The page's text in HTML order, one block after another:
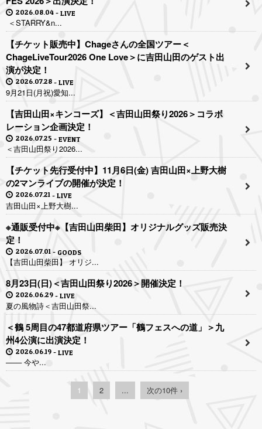
2026.08.04 LIVE
＜STARRY&n...
【チケット販売中】Chageさんの全国ツアー＜
ChageLiveTour2026 One Love＞に吉田山田のゲスト出
演が決定！
2026.07.28 LIVE
9月21日(月祝)愛知...
【吉田山田×キンコーズ】＜吉田山田祭り2026＞コラボ
レーション企画決定！
2026.07.25 EVENT
＜吉田山田祭り2026...
【チケット先行受付中】11月6日(金) 吉田山田×上野大樹
の2マンライブの開催が決定！
2026.07.21 LIVE
吉田山田×上野大樹...
※通販受付中※【吉田山田柴田】オリジナルグッズ販売決
定！
2026.07.01 GOODS
【吉田山田柴田】 オリジ...
8月23日(日)＜吉田山田祭り2026＞開催決定！
2026.06.29 LIVE
夏の風物詩＜吉田山田祭...
＜鶴 5周目の47都道府県ツアー「鶴フェスへの道」＞九
州4公演に出演決定！
2026.06.19 LIVE
─── 今や...
1 2 ... 次の10件 ›